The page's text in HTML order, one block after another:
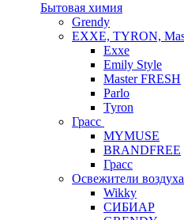
Бытовая химия
Grendy
EXXE, TYRON,
Exxe
Emily Style
Master FRESH
Parlo
Tyron
Грасс
MYMUSE
BRANDFREE
Грасс
Освежители воздуха
Wikky
СИБИАР